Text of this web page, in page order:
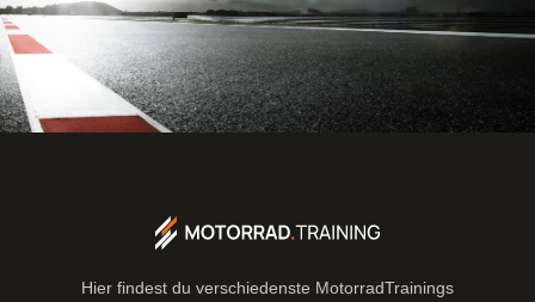
Hier findest du verschiedenste MotorradTrainings